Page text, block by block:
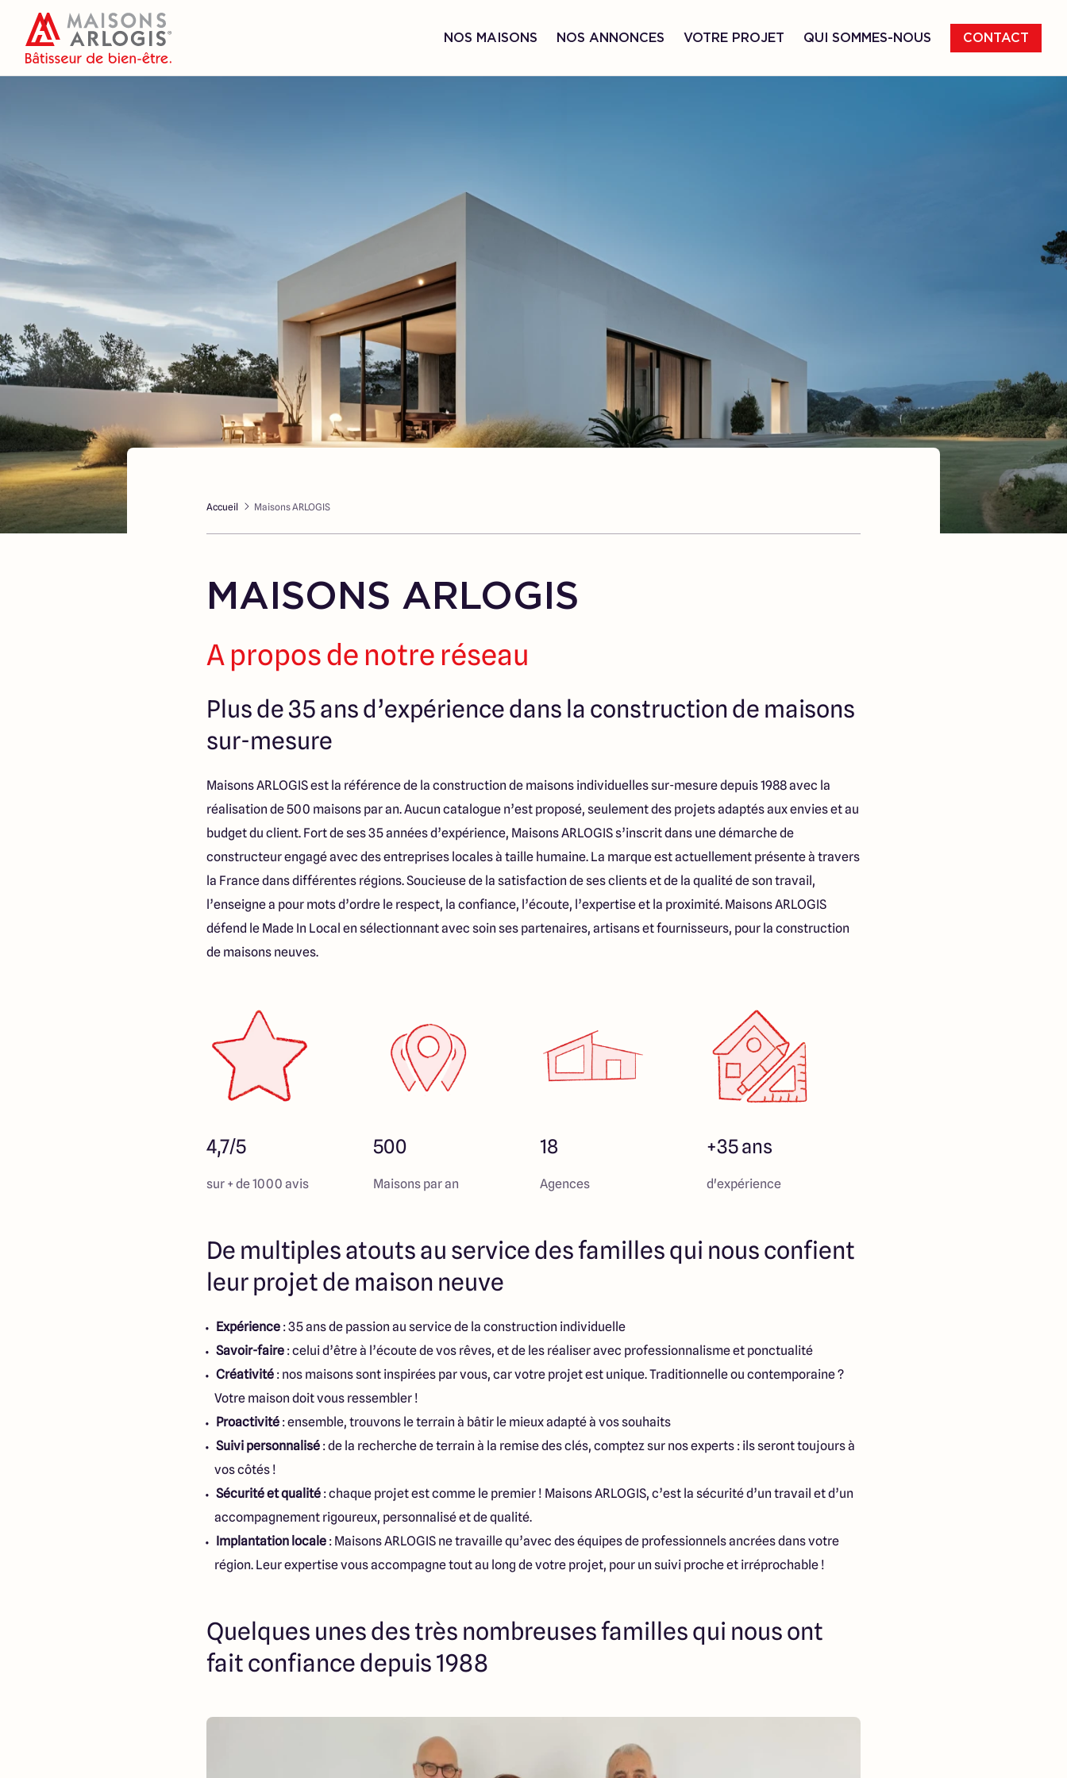
NOS MAISONS NOS ANNONCES VOTRE PROJET QUI SOMMES-NOUS CONTACT
Accueil Maisons ARLOGIS
MAISONS ARLOGIS
A propos de notre réseau
Plus de 35 ans d’expérience dans la construction de maisons
sur-mesure
Maisons ARLOGIS est la référence de la construction de maisons individuelles sur-mesure depuis 1988 avec la
réalisation de 500 maisons par an. Aucun catalogue n’est proposé, seulement des projets adaptés aux envies et au
budget du client. Fort de ses 35 années d’expérience, Maisons ARLOGIS s’inscrit dans une démarche de
constructeur engagé avec des entreprises locales à taille humaine. La marque est actuellement présente à travers
la France dans différentes régions. Soucieuse de la satisfaction de ses clients et de la qualité de son travail,
l’enseigne a pour mots d’ordre le respect, la confiance, l’écoute, l’expertise et la proximité. Maisons ARLOGIS
défend le Made In Local en sélectionnant avec soin ses partenaires, artisans et fournisseurs, pour la construction
de maisons neuves.
4,7/5
sur + de 1000 avis
500
Maisons par an
18
Agences
+35 ans
d'expérience
De multiples atouts au service des familles qui nous confient
leur projet de maison neuve
Expérience : 35 ans de passion au service de la construction individuelle
Savoir-faire : celui d’être à l’écoute de vos rêves, et de les réaliser avec professionnalisme et ponctualité
Créativité : nos maisons sont inspirées par vous, car votre projet est unique. Traditionnelle ou contemporaine ?
Votre maison doit vous ressembler !
Proactivité : ensemble, trouvons le terrain à bâtir le mieux adapté à vos souhaits
Suivi personnalisé : de la recherche de terrain à la remise des clés, comptez sur nos experts : ils seront toujours à
vos côtés !
Sécurité et qualité : chaque projet est comme le premier ! Maisons ARLOGIS, c’est la sécurité d’un travail et d’un
accompagnement rigoureux, personnalisé et de qualité.
Implantation locale : Maisons ARLOGIS ne travaille qu’avec des équipes de professionnels ancrées dans votre
région. Leur expertise vous accompagne tout au long de votre projet, pour un suivi proche et irréprochable !
Quelques unes des très nombreuses familles qui nous ont
fait confiance depuis 1988